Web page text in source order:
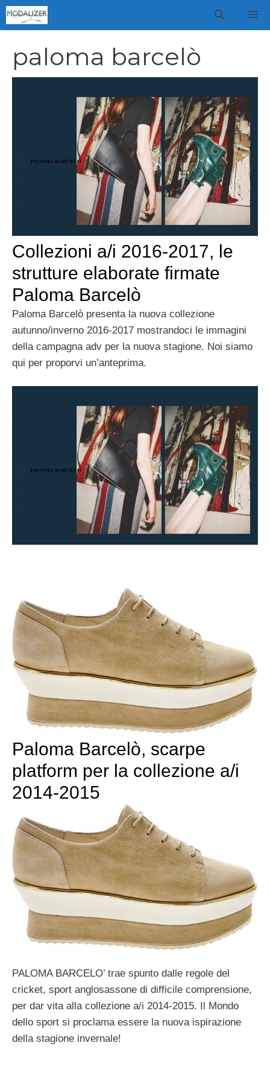
Vai
al
paloma barcelò
Collezioni a/i 2016-2017, le
strutture elaborate firmate
Paloma Barcelò
Paloma Barcelò presenta la nuova collezione
autunno/inverno 2016-2017 mostrandoci le immagini
della campagna adv per la nuova stagione. Noi siamo
qui per proporvi un’anteprima.
Paloma Barcelò, scarpe
platform per la collezione a/i
2014-2015
PALOMA BARCELO’ trae spunto dalle regole del
cricket, sport anglosassone di difficile comprensione,
per dar vita alla collezione a/i 2014-2015. Il Mondo
dello sport si proclama essere la nuova ispirazione
della stagione invernale!